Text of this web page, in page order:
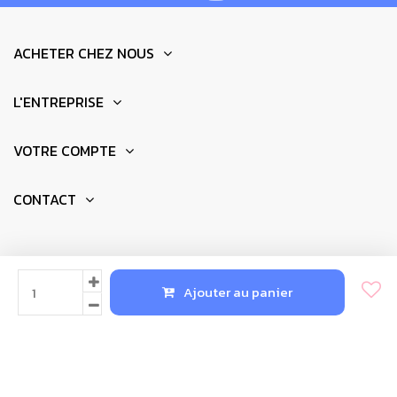
Ajouter au panier
l'arrivée du câble par l'arrière, si le câble doit être
ACHETER CHEZ NOUS
L'ENTREPRISE
VOTRE COMPTE
CONTACT
© 2025 - Réalisation par Newkeys.fr